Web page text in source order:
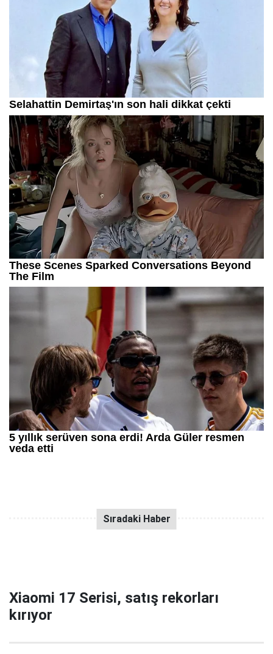
Xiaomi 17 Serisi, satış rekorları
kırıyor